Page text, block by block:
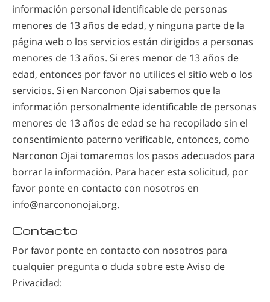
información personal identificable de personas
menores de 13 años de edad, y ninguna parte de la
página web o los servicios están dirigidos a personas
menores de 13 años. Si eres menor de 13 años de
edad, entonces por favor no utilices el sitio web o los
servicios. Si en Narconon Ojai sabemos que la
información personalmente identificable de personas
menores de 13 años de edad se ha recopilado sin el
consentimiento paterno verificable, entonces, como
Narconon Ojai tomaremos los pasos adecuados para
borrar la información. Para hacer esta solicitud, por
favor ponte en contacto con nosotros en
info@narcononojai.org.
Contacto
Por favor ponte en contacto con nosotros para
cualquier pregunta o duda sobre este Aviso de
Privacidad: